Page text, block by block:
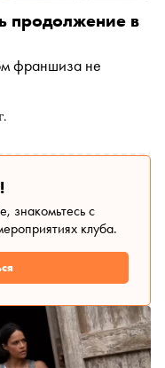
продолжение в
франшиза не
знакомьтесь с
клуба.